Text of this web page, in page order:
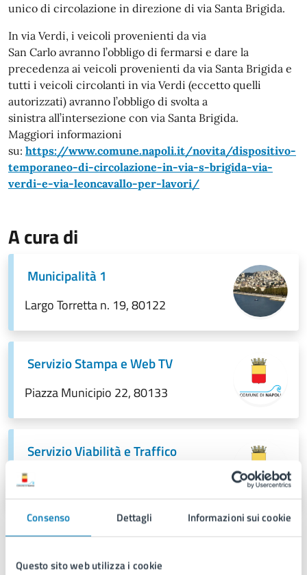
Consenso Dettagli Informazioni sui cookie
Questo sito web utilizza i cookie
unico di circolazione in direzione di via Santa Brigida.
In via Verdi, i veicoli provenienti da via
San Carlo avranno l’obbligo di fermarsi e dare la
precedenza ai veicoli provenienti da via Santa Brigida e
tutti i veicoli circolanti in via Verdi (eccetto quelli
autorizzati) avranno l’obbligo di svolta a
sinistra all’intersezione con via Santa Brigida.
Maggiori informazioni
su: https://www.comune.napoli.it/novita/dispositivo-
temporaneo-di-circolazione-in-via-s-brigida-via-
verdi-e-via-leoncavallo-per-lavori/
A cura di
Municipalità 1
Largo Torretta n. 19, 80122
Servizio Stampa e Web TV
Piazza Municipio 22, 80133
Servizio Viabilità e Traffico
Piazza Cavour 42, 80137